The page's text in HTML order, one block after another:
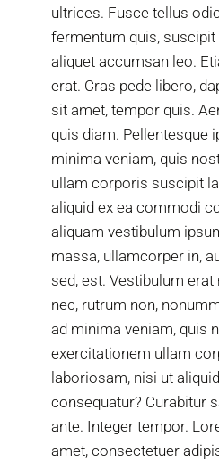
ultrices. Fusce tellus
fermentum quis, suscipit
aliquet accumsan leo.
erat. Cras pede libero,
sit amet, tempor quis.
quis diam. Pellentesque
minima veniam, quis
ullam corporis suscipit
aliquid ex ea commodi
aliquam vestibulum
massa, ullamcorper in,
sed, est. Vestibulum
nec, rutrum non,
ad minima veniam, quis
exercitationem ullam
laboriosam, nisi ut
consequatur? Curabitur
ante. Integer tempor.
amet, consectetuer